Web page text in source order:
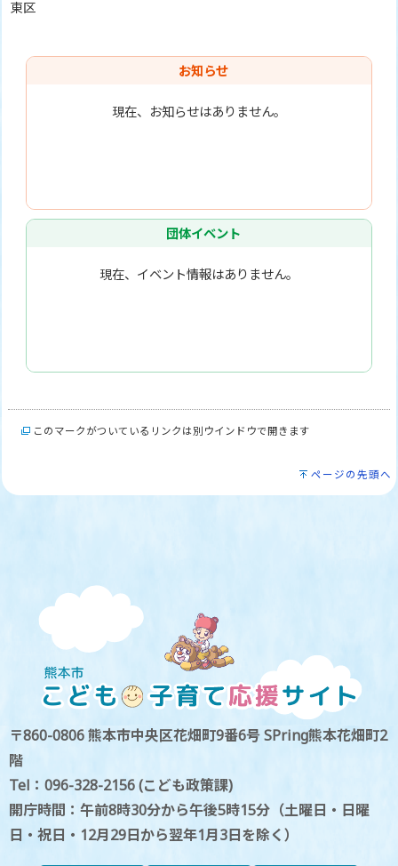
東区
お知らせ
現在、お知らせはありません。
団体イベント
現在、イベント情報はありません。
このマークがついているリンクは別ウインドウで開きます
ページの先頭へ
〒860-0806 熊本市中央区花畑町9番6号 SPring熊本花畑町2
階
Tel：096-328-2156 (こども政策課)
開庁時間：午前8時30分から午後5時15分（土曜日・日曜
日・祝日・12月29日から翌年1月3日を除く）